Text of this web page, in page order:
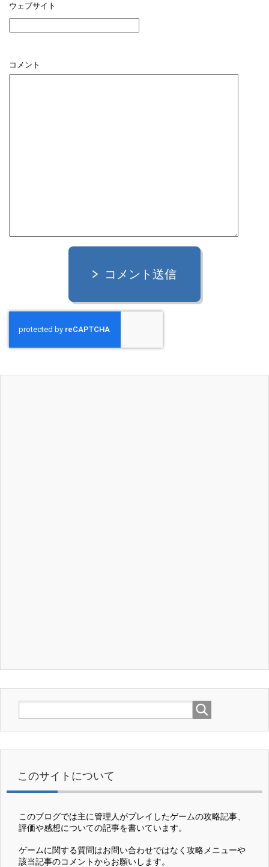
ウェブサイト
コメント
コメント送信
このサイトについて
このブログでは主に管理人がプレイしたゲームの攻略記事、
評価や感想についての記事を書いています。
ゲームに関する質問はお問い合わせではなく攻略メニューや
該当記事のコメントからお願いします。